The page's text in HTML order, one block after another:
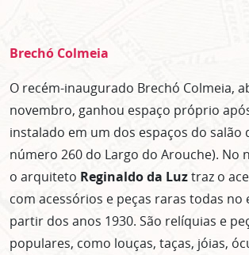
Brechó Colmeia
O recém-inaugurado Brechó Colmeia,
novembro, ganhou espaço próprio
instalado em um dos espaços do salão
número 260 do Largo do Arouche). No
o arquiteto Reginaldo da Luztraz o
com acessórios e peças raras todas no
partir dos anos 1930. São relíquias e
populares, como louças, taças, jóias,